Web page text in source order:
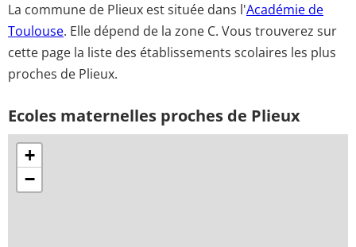
La commune de Plieux est située dans l'Académie de
Toulouse. Elle dépend de la zone C. Vous trouverez sur
cette page la liste des établissements scolaires les plus
proches de Plieux.
Ecoles maternelles proches de Plieux
+
−